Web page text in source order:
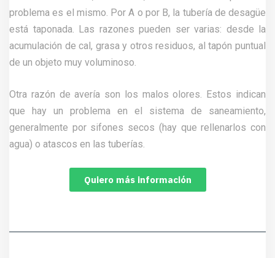
problema es el mismo. Por A o por B, la tubería de desagüe
está taponada. Las razones pueden ser varias: desde la
acumulación de cal, grasa y otros residuos, al tapón puntual
de un objeto muy voluminoso.
Otra razón de avería son los malos olores. Estos indican
que hay un problema en el sistema de saneamiento,
generalmente por sifones secos (hay que rellenarlos con
agua) o atascos en las tuberías.
Quiero más información